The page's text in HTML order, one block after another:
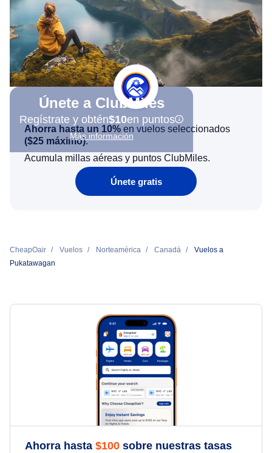
Únete a ClubMiles
Regístrate y obtén$10en puntos
Más información
Ahorra hasta un 10% en vuelos seleccionados
($25 máximo).
Acumula millas aéreas y puntos ClubMiles.
Únete gratis
CheapOair Vuelos Norteamérica Canadá
Vuelos a
Pukatawagan
Ahorra hasta $100 sobre nuestras tasas